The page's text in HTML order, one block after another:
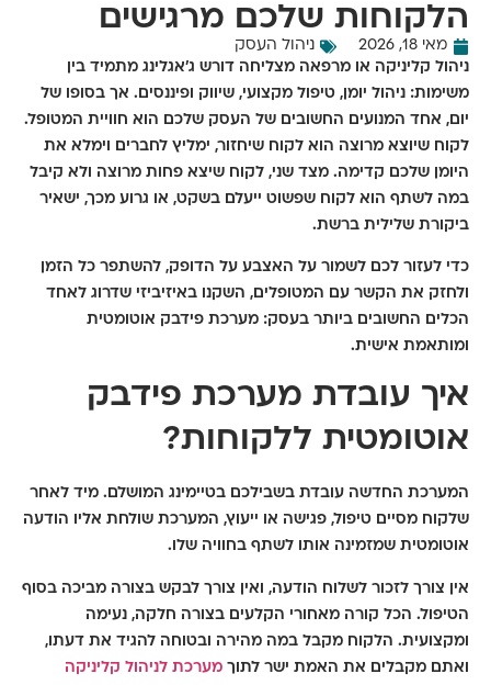
הלקוחות שלכם מרגישים
מאי 18, 2026
ניהול העסק
ניהול קליניקה או מרפאה מצליחה דורש ג'אגלינג מתמיד בין
משימות: ניהול יומן, טיפול מקצועי, שיווק ופיננסים. אך בסופו של
יום, אחד המנועים החשובים של העסק שלכם הוא חוויית המטופל.
לקוח שיוצא מרוצה הוא לקוח שיחזור, ימליץ לחברים וימלא את
היומן שלכם קדימה. מצד שני, לקוח שיצא פחות מרוצה ולא קיבל
במה לשתף הוא לקוח שפשוט ייעלם בשקט, או גרוע מכך, ישאיר
ביקורת שלילית ברשת.
כדי לעזור לכם לשמור על האצבע על הדופק, להשתפר כל הזמן
ולחזק את הקשר עם המטופלים, השקנו באיזיביזי שדרוג לאחד
הכלים החשובים ביותר בעסק: מערכת פידבק אוטומטית
ומותאמת אישית.
איך עובדת מערכת פידבק
אוטומטית ללקוחות?
המערכת החדשה עובדת בשבילכם בטיימינג המושלם. מיד לאחר
שלקוח מסיים טיפול, פגישה או ייעוץ, המערכת שולחת אליו הודעה
אוטומטית שמזמינה אותו לשתף בחוויה שלו.
אין צורך לזכור לשלוח הודעה, ואין צורך לבקש בצורה מביכה בסוף
הטיפול. הכל קורה מאחורי הקלעים בצורה חלקה, נעימה
ומקצועית. הלקוח מקבל במה מהירה ובטוחה להגיד את דעתו,
ואתם מקבלים את האמת ישר לתוך מערכת לניהול קליניקה